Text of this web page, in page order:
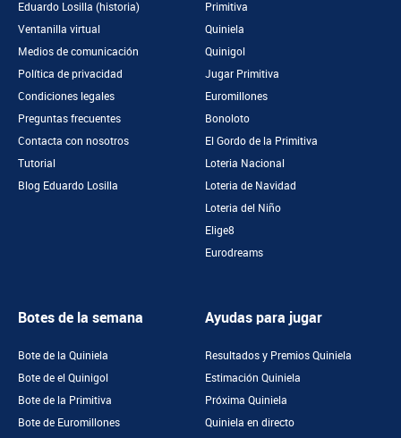
Eduardo Losilla (historia)
Ventanilla virtual
Medios de comunicación
Política de privacidad
Condiciones legales
Preguntas frecuentes
Contacta con nosotros
Tutorial
Blog Eduardo Losilla
Primitiva
Quiniela
Quinigol
Jugar Primitiva
Euromillones
Bonoloto
El Gordo de la Primitiva
Loteria Nacional
Loteria de Navidad
Loteria del Niño
Elige8
Eurodreams
Botes de la semana
Bote de la Quiniela
Bote de el Quinigol
Bote de la Primitiva
Bote de Euromillones
Ayudas para jugar
Resultados y Premios Quiniela
Estimación Quiniela
Próxima Quiniela
Quiniela en directo